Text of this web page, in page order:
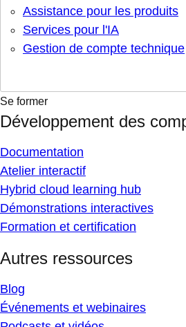
Assistance pour les produits
Services pour l'IA
Gestion de compte technique
Se former
Développement des
Documentation
Atelier interactif
Hybrid cloud learning hub
Démonstrations interactives
Formation et certification
Autres ressources
Blog
Événements et webinaires